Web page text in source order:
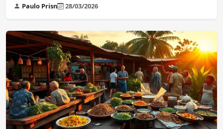
Paulo Prisn 28/03/2026